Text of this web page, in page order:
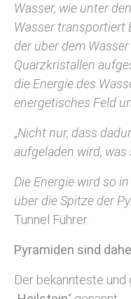
Wasser, wie unter
Wasser transportiert
der über dem
Quarzkristallen
die Energie des
energetisches Feld
„Nicht nur, dass
aufgeladen wird,
Die Energie wird so
über die Spitze der
Tunnel Führer.
Pyramiden sind
Der bekannteste